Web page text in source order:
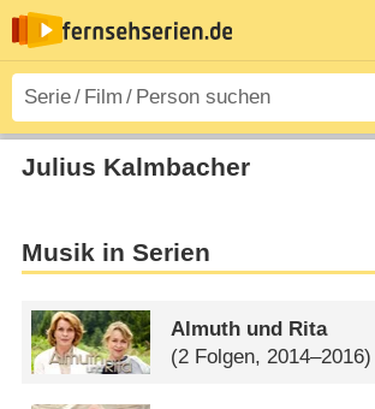
Julius Kalmbacher
Musik in Serien
Almuth und Rita
(2 Folgen, 2014–2016)